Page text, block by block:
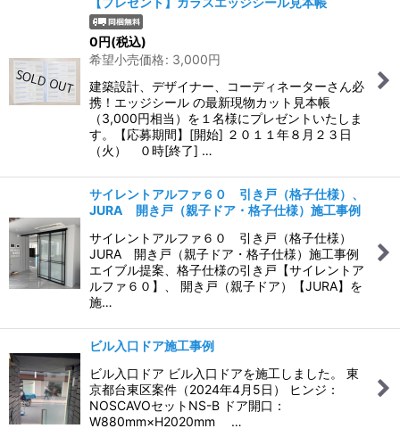
0円(税込)
希望小売価格: 3,000円
建築設計、デザイナー、コーディネーターさん必
携！エッジシール の最新現物カット見本帳
（3,000円相当）を１名様にプレゼントいたしま
す。【応募期間】[開始] ２０１１年８月２３日
（火） ０時[終了] …
サイレントアルファ６０ 引き戸（格子仕様）、
JURA 開き戸（親子ドア・格子仕様）施工事例
サイレントアルファ６０ 引き戸（格子仕様）
JURA 開き戸（親子ドア・格子仕様）施工事例
エイブル提案、格子仕様の引き戸【サイレントア
ルファ６０】、 開き戸（親子ドア）【JURA】を
施…
ビル入口ドア施工事例
ビル入口ドア ビル入口ドアを施工しました。 東
京都台東区案件（2024年4月5日） ヒンジ：
NOSCAVOセットNS-B ドア開口：
W880mm×H2020mm …